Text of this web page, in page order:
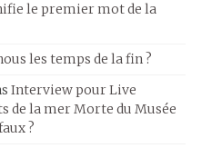
le premier mot de la
les temps de la fin ?
Interview pour Live
de la mer Morte du Musée
?